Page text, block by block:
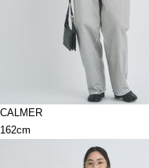
CALMER
162cm